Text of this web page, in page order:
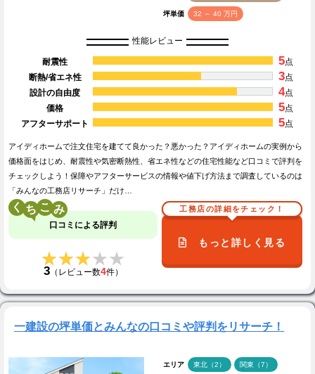
坪単価 32 ～ 40 万円
性能レビュー
耐震性 5点
断熱/省エネ性
3点
設計の自由度
4点
価格
5点
アフターサポート
5点
アイディホームで注文住宅を建てて良かった？悪かった？アイディホームの実例から
価格面をはじめ、耐震性や気密断熱性、省エネ性などの住宅性能など口コミで評判を
チェックしよう！保障やアフターサービスの情報や値下げ方法まで調査しているのは
「みんなの工務店リサーチ」だけ…
く こ
口コミによる評判
★★★★★
★★★★★
3（レビュー数4件）
工務店の詳細をチェック！
もっと詳しく見る
一建設の坪単価とみんなの口コミや評判をリサーチ！
エリア 東北（2） 関東（7）